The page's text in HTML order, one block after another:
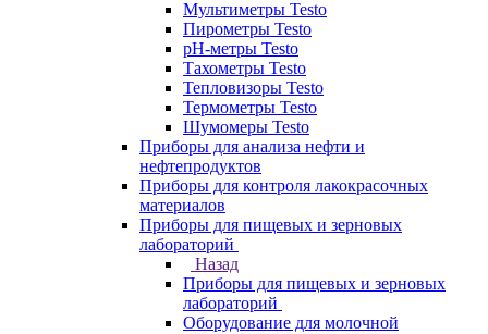
Мультиметры Testo
Пирометры Testo
pH-метры Testo
Тахометры Testo
Тепловизоры Testo
Термометры Testo
Шумомеры Testo
Приборы для анализа нефти и
нефтепродуктов
Приборы для контроля лакокрасочных
материалов
Приборы для пищевых и зерновых
лабораторий
Назад
Приборы для пищевых и зерновых
лабораторий
Оборудование для молочной